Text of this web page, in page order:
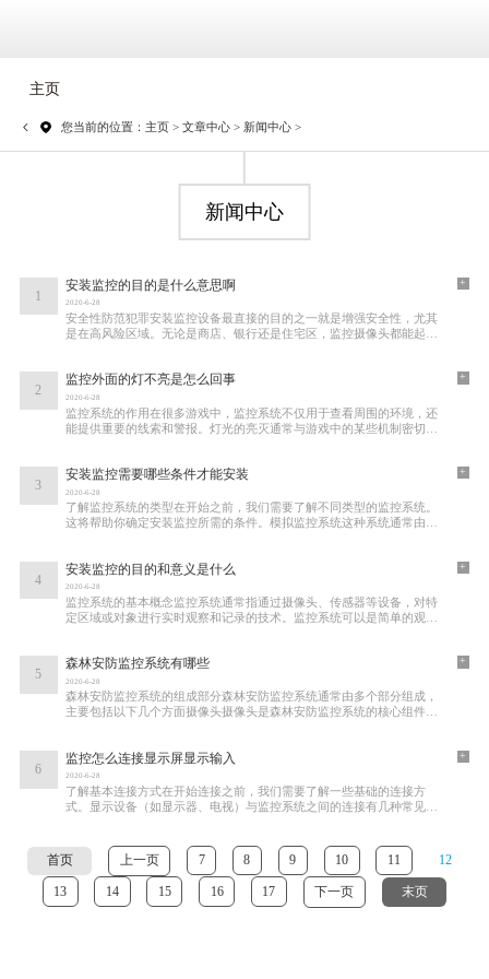
主页
您当前的位置： 主页> 文章中心> 新闻中心>
新闻中心
1
安装监控的目的是什么意思啊
2020-6-28
安全性防范犯罪安装监控设备最直接的目的之一就是增强安全性，尤其
是在高风险区域。无论是商店、银行还是住宅区，监控摄像头都能起到
+
2
监控外面的灯不亮是怎么回事
2020-6-28
监控系统的作用在很多游戏中，监控系统不仅用于查看周围的环境，还
能提供重要的线索和警报。灯光的亮灭通常与游戏中的某些机制密切相
+
3
安装监控需要哪些条件才能安装
2020-6-28
了解监控系统的类型在开始之前，我们需要了解不同类型的监控系统。
这将帮助你确定安装监控所需的条件。模拟监控系统这种系统通常由摄
+
4
安装监控的目的和意义是什么
2020-6-28
监控系统的基本概念监控系统通常指通过摄像头、传感器等设备，对特
定区域或对象进行实时观察和记录的技术。监控系统可以是简单的观察
+
5
森林安防监控系统有哪些
2020-6-28
森林安防监控系统的组成部分森林安防监控系统通常由多个部分组成，
主要包括以下几个方面摄像头摄像头是森林安防监控系统的核心组件，
+
6
监控怎么连接显示屏显示输入
2020-6-28
了解基本连接方式在开始连接之前，我们需要了解一些基础的连接方
式。显示设备（如显示器、电视）与监控系统之间的连接有几种常见的
+
首页 上一页 7 8 9 10 11 12
13 14 15 16 17 下一页 末页